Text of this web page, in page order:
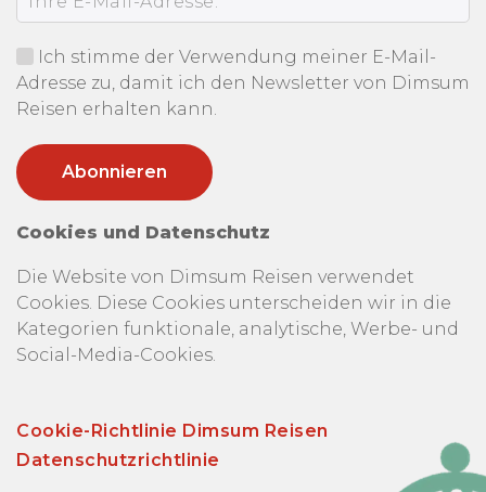
Ich stimme der Verwendung meiner E-Mail-
Adresse zu, damit ich den Newsletter von Dimsum
Reisen erhalten kann.
Cookies und Datenschutz
Die Website von Dimsum Reisen verwendet
Cookies. Diese Cookies unterscheiden wir in die
Kategorien funktionale, analytische, Werbe- und
Social-Media-Cookies.
Cookie-Richtlinie Dimsum Reisen
Datenschutzrichtlinie